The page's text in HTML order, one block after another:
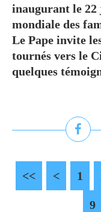
inaugurant le 22
mondiale des
Le Pape invite
tournés vers le
quelques
<< < 1
9